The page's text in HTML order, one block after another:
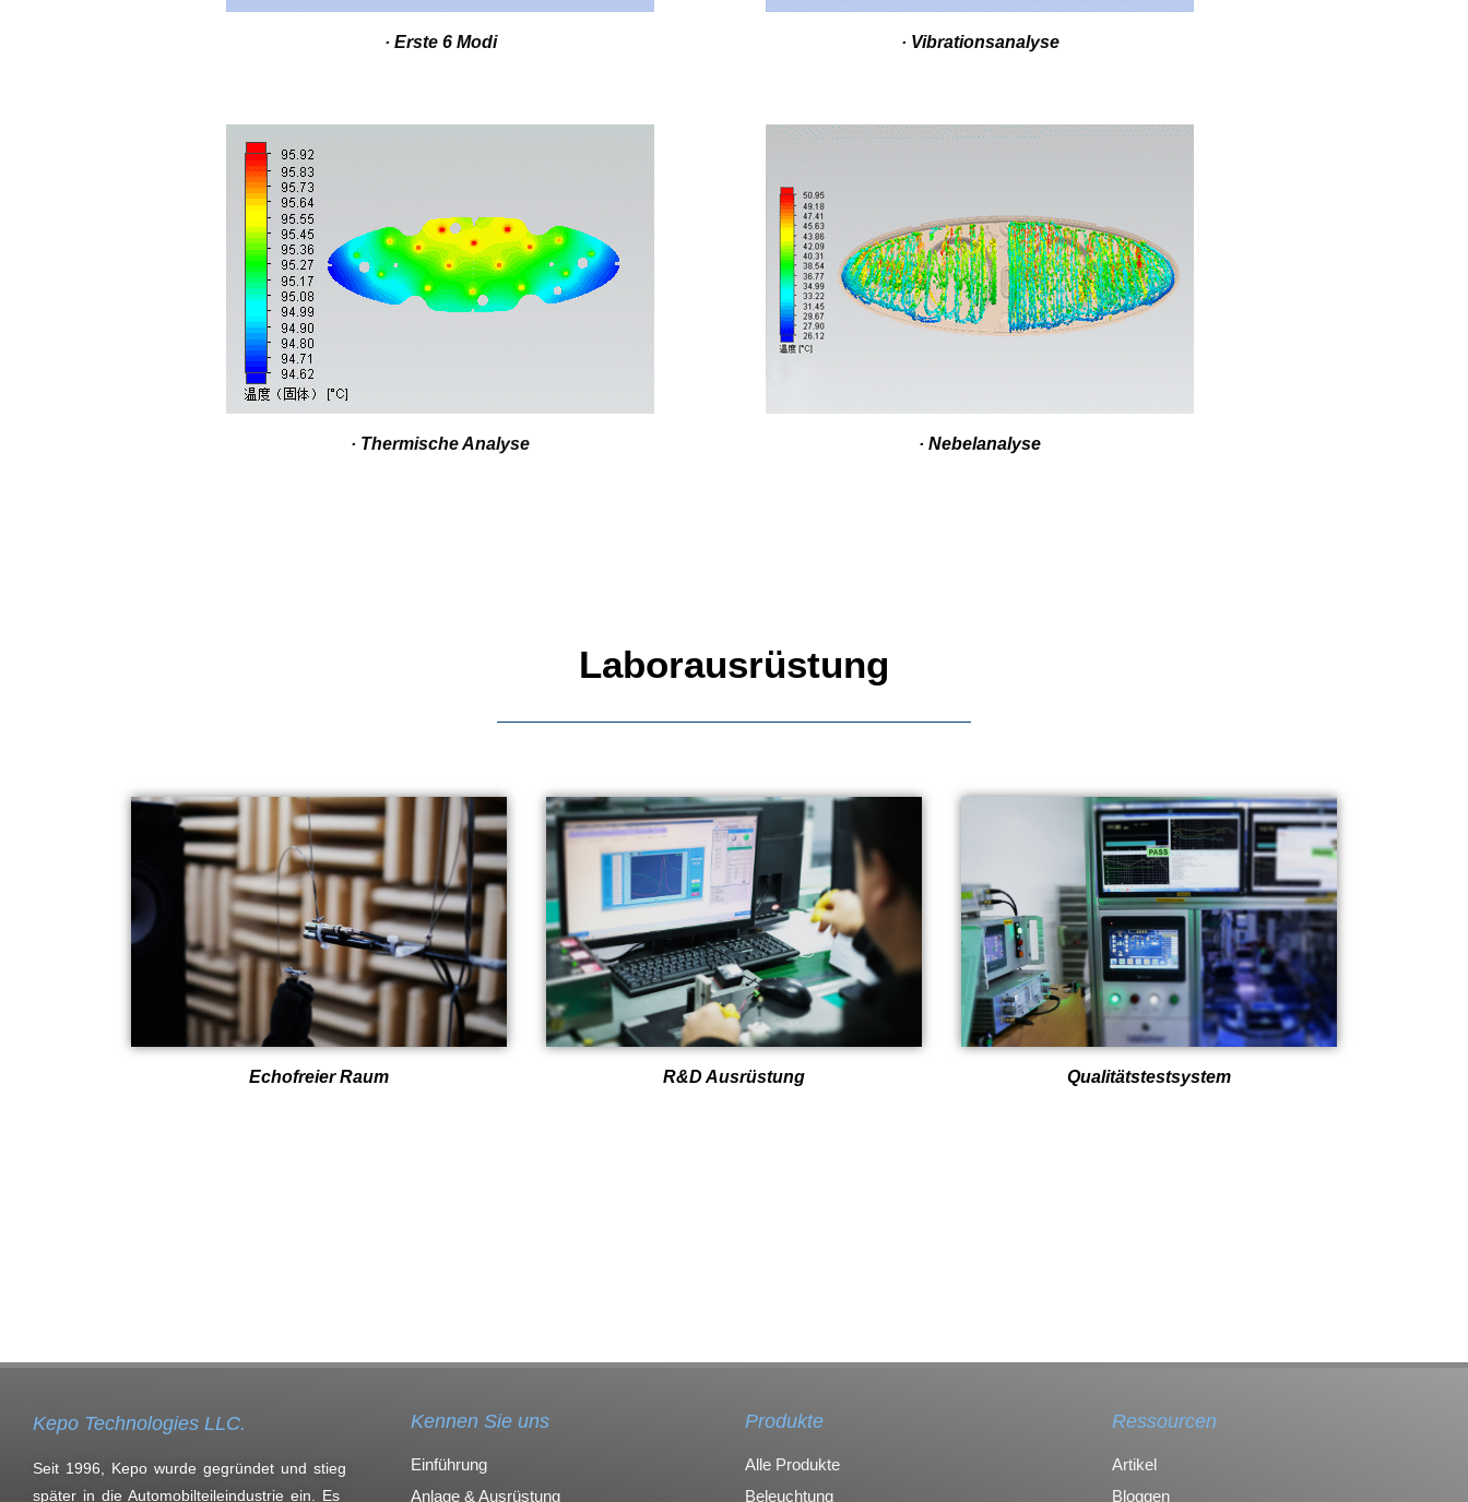
· Erste 6 Modi · Vibrationsanalyse
· Thermische Analyse · Nebelanalyse
Laborausrüstung
Echofreier Raum R&D Ausrüstung Qualitätstestsystem
Kepo Technologies LLC.
Seit 1996, Kepo wurde gegründet und stieg
später in die Automobilteileindustrie ein. Es
Kennen Sie uns
Einführung
Anlage & Ausrüstung
Produkte
Alle Produkte
Beleuchtung
Ressourcen
Artikel
Bloggen